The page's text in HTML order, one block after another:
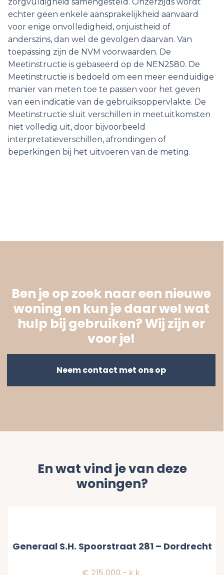
echter geen enkele aansprakelijkheid aanvaard
voor enige onvolledigheid, onjuistheid of
anderszins, dan wel de gevolgen daarvan. Van
toepassing zijn de NVM voorwaarden. De
Meetinstructie is gebaseerd op de NEN2580. De
Meetinstructie is bedoeld om een meer eenduidige
manier van meten toe te passen voor het geven
van een indicatie van de gebruiksoppervlakte. De
Meetinstructie sluit verschillen in meetuitkomsten
niet volledig uit, door bijvoorbeeld
interpretatieverschillen, afrondingen of
beperkingen bij het uitvoeren van de meting.
Ben je op zoek naar een nieuwe
woning en kun je daar wel wat
hulp bij gebruiken? Wij zijn er
voor je!
Neem contact met ons op
En wat vind je van deze
woningen?
Generaal S.H. Spoorstraat 281 – Dordrecht
€ 215.000,- k.k.